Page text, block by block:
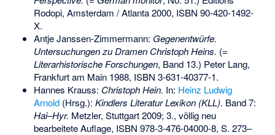
Rodopi, Amsterdam / Atlanta 2000, ISBN 90-420-1492-
X.
Antje Janssen-Zimmermann: Gegenentwürfe.
Untersuchungen zu Dramen Christoph Heins. (=
Literarhistorische Forschungen, Band 13.) Peter Lang,
Frankfurt am Main 1988, ISBN 3-631-40377-1.
Hannes Krauss: Christoph Hein. In: Heinz Ludwig
Arnold(Hrsg.): Kindlers Literatur Lexikon (KLL). Band 7:
Hai–Hyr. Metzler, Stuttgart 2009; 3., völlig neu
bearbeitete Auflage, ISBN 978-3-476-04000-8, S. 273–